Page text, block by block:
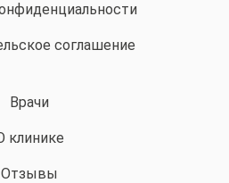
соглашение
Врачи
клинике
Отзывы